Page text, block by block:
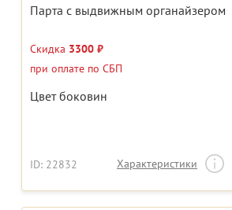
Парта с выдвижным органайзером
Скидка 3300 ₽
при оплате по СБП
Цвет боковин
ID: 22832 Характеристики